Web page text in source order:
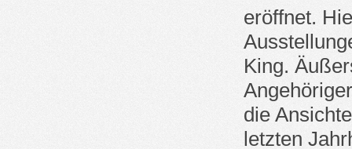
eröffnet.
King.
die
letzten